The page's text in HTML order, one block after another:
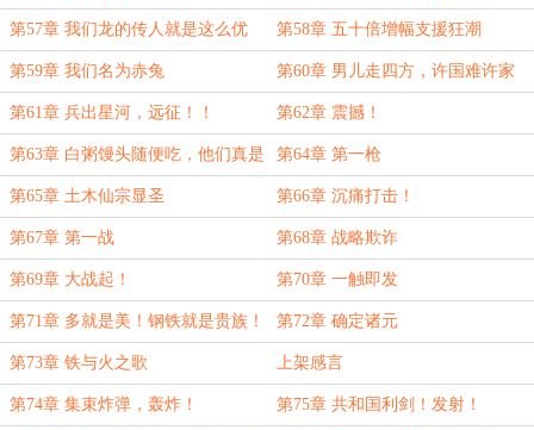
第57章 我们龙的传人就是这么优
秀！
第58章 五十倍增幅支援狂潮
第59章 我们名为赤兔 第60章 男儿走四方，许国难许家
第61章 兵出星河，远征！！ 第62章 震撼！
第63章 白粥馒头随便吃，他们真是
叛军？
第64章 第一枪
第65章 土木仙宗显圣 第66章 沉痛打击！
第67章 第一战 第68章 战略欺诈
第69章 大战起！ 第70章 一触即发
第71章 多就是美！钢铁就是贵族！ 第72章 确定诸元
第73章 铁与火之歌 上架感言
第74章 集束炸弹，轰炸！ 第75章 共和国利剑！发射！